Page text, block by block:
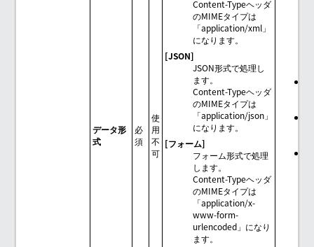
データ形
式
必
須
使
用
不
可
Content-Typeヘッダ
のMIMEタイプは
「application/xml」
になります。
[JSON]
JSON形式で処理し
ます。
Content-Typeヘッダ
のMIMEタイプは
「application/json」
になります。
[フォーム]
フォーム形式で処理
します。
Content-Typeヘッダ
のMIMEタイプは
「application/x-
www-form-
urlencoded」になり
ます。